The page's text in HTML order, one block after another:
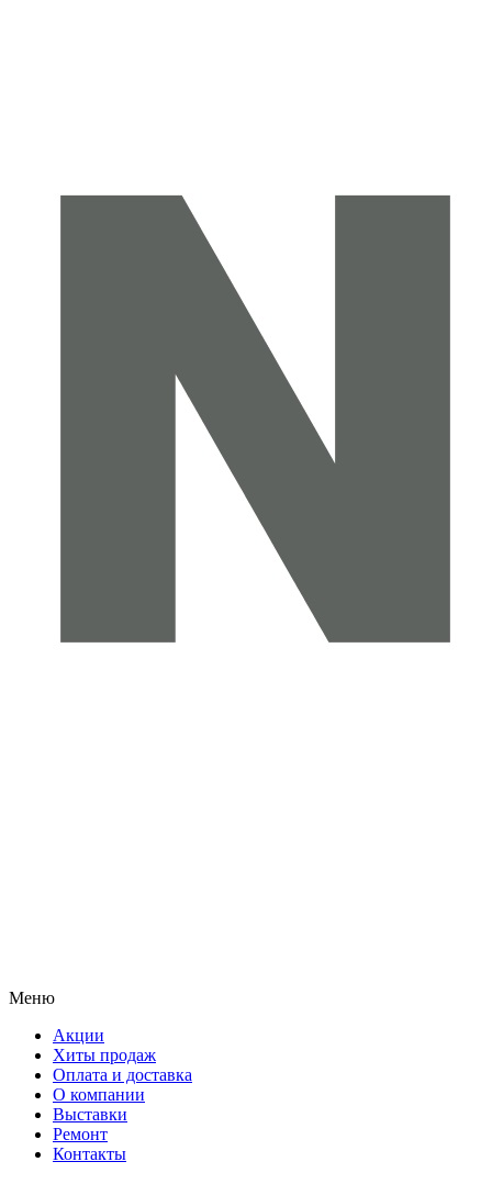
Меню
Акции
Хиты продаж
Оплата и доставка
О компании
Выставки
Ремонт
Контакты